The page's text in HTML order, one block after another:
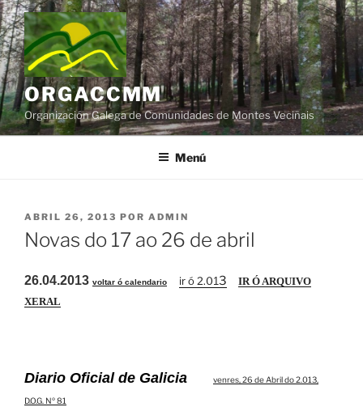
Saltar
al
contenido
ORGACCMM
Organización Galega de Comunidades de Montes Veciñais
Menú
PUBLICADO
EL
ABRIL 26, 2013 POR ADMIN
Novas do 17 ao 26 de abril
26.04.2013 voltar ó calendario ir ó 2.013
IR Ó ARQUIVO
XERAL
Diario Oficial de Galicia venres, 26 de Abril do 2.013,
D.O.G. Nº 81